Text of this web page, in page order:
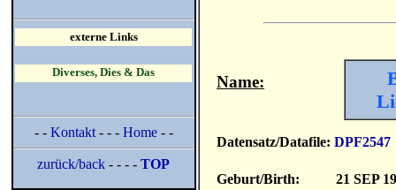
Name:
Datensatz/Datafile: DPF2547
Geburt/Birth:
21 SEP
externe Links
Diverses, Dies & Das
- - Kontakt- - - Home- -
zurück/back - - - -TOP